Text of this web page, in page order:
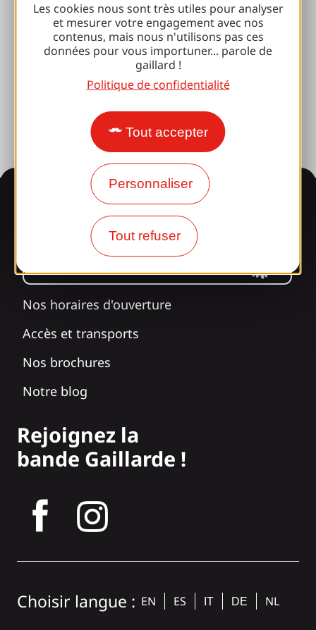
Les cookies nous sont très utiles pour analyser
et mesurer votre engagement avec nos
contenus, mais nous n'utilisons pas ces
données pour vous importuner... parole de
gaillard !
Politique de confidentialité
Tout accepter
Personnaliser
Tout refuser
Club 100 % Gaillard
Brive 100 % Evénement
Informations
Surpris par notre design ?
Nos horaires d'ouverture
Accès et transports
Nos brochures
Notre blog
Rejoignez la
bande Gaillarde !
Choisir langue : EN ES IT DE NL